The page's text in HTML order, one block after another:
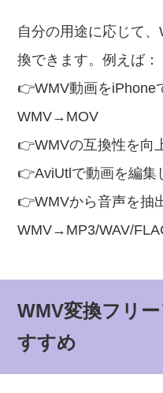
自分の用途に応じて
換できます。例えば：
👉WMV動画をiPhone
WMV→MOV
👉WMVの互換性を向
👉AviUtlで動画を編
👉WMVから音声を抽
WMV→MP3/WAV/
WMV変換フリ
すすめ